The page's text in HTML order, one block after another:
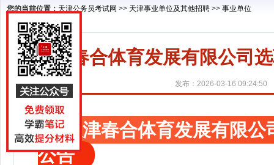
您的当前位置： 天津公务员考试网 >> 天津事业单位及其他招聘 >> 事业单位
天津春合体育发展有限公司
发布：2026-03-16 09:24:50
天津春合体育发展有限
公告